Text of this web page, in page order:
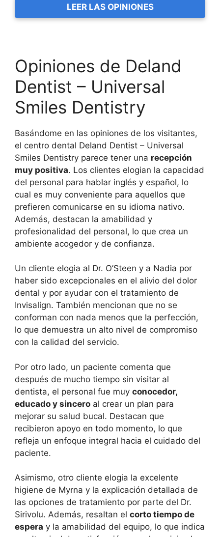
LEER LAS OPINIONES
Opiniones de Deland
Dentist – Universal
Smiles Dentistry
Basándome en las opiniones de los visitantes,
el centro dental Deland Dentist – Universal
Smiles Dentistry parece tener una recepción
muy positiva. Los clientes elogian la capacidad
del personal para hablar inglés y español, lo
cual es muy conveniente para aquellos que
prefieren comunicarse en su idioma nativo.
Además, destacan la amabilidad y
profesionalidad del personal, lo que crea un
ambiente acogedor y de confianza.
Un cliente elogia al Dr. O’Steen y a Nadia por
haber sido excepcionales en el alivio del dolor
dental y por ayudar con el tratamiento de
Invisalign. También mencionan que no se
conforman con nada menos que la perfección,
lo que demuestra un alto nivel de compromiso
con la calidad del servicio.
Por otro lado, un paciente comenta que
después de mucho tiempo sin visitar al
dentista, el personal fue muy conocedor,
educado y sincero al crear un plan para
mejorar su salud bucal. Destacan que
recibieron apoyo en todo momento, lo que
refleja un enfoque integral hacia el cuidado del
paciente.
Asimismo, otro cliente elogia la excelente
higiene de Myrna y la explicación detallada de
las opciones de tratamiento por parte del Dr.
Sirivolu. Además, resaltan el corto tiempo de
espera y la amabilidad del equipo, lo que indica